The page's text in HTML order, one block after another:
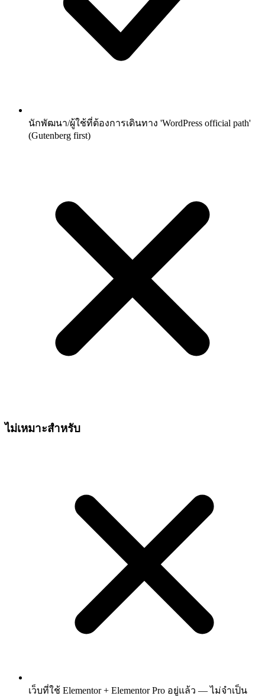
นักพัฒนา/ผู้ใช้ที่ต้องการเดินทาง 'WordPress official path'
(Gutenberg first)
ไม่เหมาะสำหรับ
เว็บที่ใช้ Elementor + Elementor Pro อยู่แล้ว — ไม่จำเป็น